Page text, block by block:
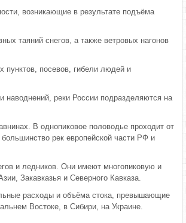
возникающие в результате подъёма
таяний снегов, а также ветровых нагонов
пунктов, посевов, гибели людей и
наводнений, реки России подразделяются на
В однопиковое половодье проходит от
рек европейской части РФ и
и ледников. Они имеют многопиковую и
Закавказья и Северного Кавказа.
расходы и объёма стока, превышающие
Востоке, в Сибири, на Украине.